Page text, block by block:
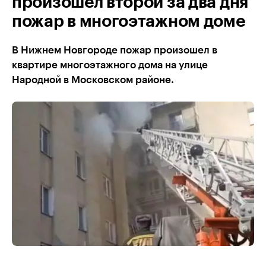
пожар в многоэтажном доме
В Нижнем Новгороде пожар произошел в
квартире многоэтажного дома на улице
Народной в Московском районе.